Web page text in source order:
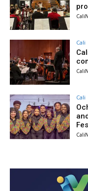
Cali
Cali